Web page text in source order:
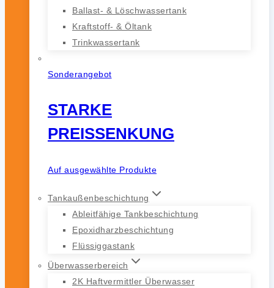
Ballast- & Löschwassertank
Kraftstoff- & Öltank
Trinkwassertank
Sonderangebot
STARKE
PREISSENKUNG
Auf ausgewählte Produkte
Tankaußenbeschichtung
Ableitfähige Tankbeschichtung
Epoxidharzbeschichtung
Flüssiggastank
Überwasserbereich
2K Haftvermittler Überwasser